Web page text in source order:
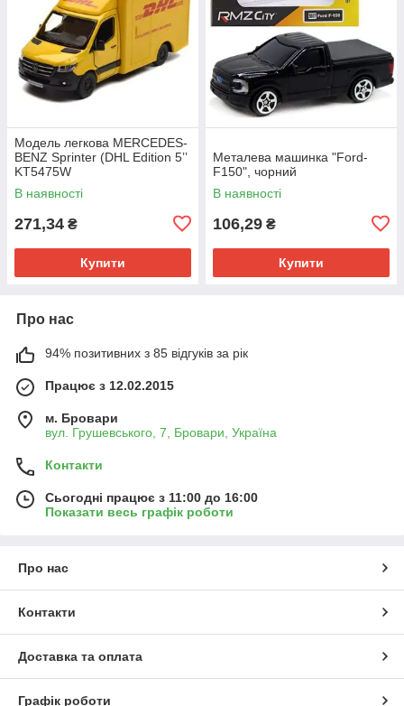
Модель легкова MERCEDES-
BENZ Sprinter (DHL Edition 5ʼʼ
KT5475W
метал.інерц.відкр.дв.кор)
В наявності
271,34 ₴
Купити
Металева машинка "Ford-
F150", чорний
В наявності
106,29 ₴
Купити
Про нас
94% позитивних з 85 відгуків за рік
Працює з 12.02.2015
м. Бровари
вул. Грушевського, 7, Бровари, Україна
Контакти
Сьогодні працює з 11:00 до 16:00
Показати весь графік роботи
Про нас
Контакти
Доставка та оплата
Графік роботи